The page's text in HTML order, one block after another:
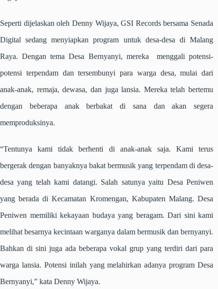
Seperti dijelaskan oleh Denny Wijaya, GSI Records bersama Senada
Digital sedang menyiapkan program untuk desa-desa di Malang
Raya. Dengan tema Desa Bernyanyi, mereka menggali potensi-
potensi terpendam dan tersembunyi para warga desa, mulai dari
anak-anak, remaja, dewasa, dan juga lansia. Mereka telah bertemu
dengan beberapa anak berbakat di sana dan akan segera
memproduksinya.
“Tentunya kami tidak berhenti di anak-anak saja. Kami terus
bergerak dengan banyaknya bakat bermusik yang terpendam di desa-
desa yang telah kami datangi. Salah satunya yaitu Desa Peniwen
yang berada di Kecamatan Kromengan, Kabupaten Malang. Desa
Peniwen memiliki kekayaan budaya yang beragam. Dari sini kami
melihat besarnya kecintaan warganya dalam bermusik dan bernyanyi.
Bahkan di sini juga ada beberapa vokal grup yang terdiri dari para
warga lansia. Potensi inilah yang melahirkan adanya program Desa
Bernyanyi,” kata Denny Wijaya.